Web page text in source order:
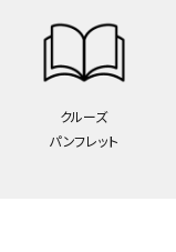
クルーズ
パンフレット